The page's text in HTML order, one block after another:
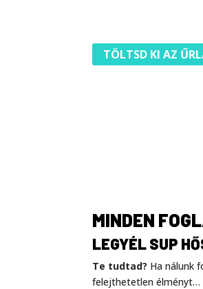
TÖLTSD KI AZ
MINDEN
LEGYÉL SUP
Te tudtad? Ha nálunk
felejthetetlen élményt…